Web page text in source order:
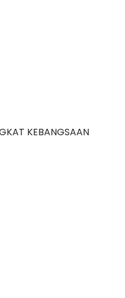
KEBANGSAAN